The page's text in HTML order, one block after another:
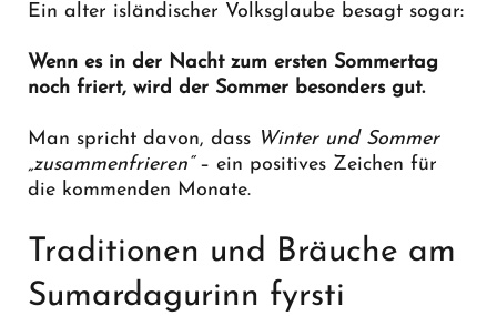
Ein alter isländischer Volksglaube besagt sogar:
Wenn es in der Nacht zum ersten Sommertag
noch friert, wird der Sommer besonders gut.
Man spricht davon, dass Winter und Sommer
„zusammenfrieren“– ein positives Zeichen für
die kommenden Monate.
Traditionen und Bräuche am
Sumardagurinn fyrsti